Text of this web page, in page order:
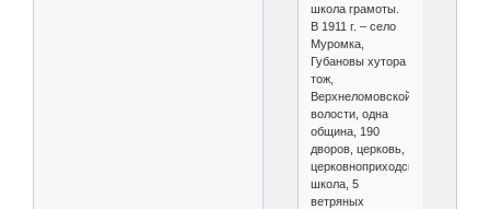
школа грамоты.
В 1911 г. – село
Муромка,
Губановы хутора
тож,
Верхнеломовской
волости, одна
община, 190
дворов, церковь,
церковноприходская
школа, 5
ветряных